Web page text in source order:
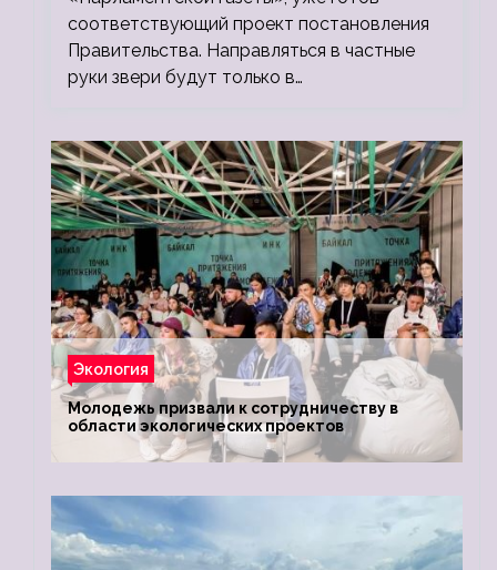
соответствующий проект постановления
Правительства. Направляться в частные
руки звери будут только в…
Экология
Молодежь призвали к сотрудничеству в
области экологических проектов